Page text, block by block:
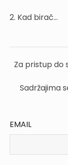
2. Kad birač...
Za pristup do
Sadržajima
EMAIL